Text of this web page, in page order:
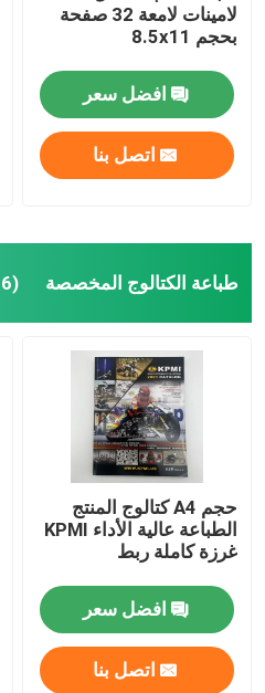
لامينات لامعة 32 صفحة
بحجم 8.5x11
افضل سعر
اتصل بنا
طباعة الكتالوج المخصصة (26)
حجم A4 كتالوج المنتج
الطباعة عالية الأداء KPMI
غرزة كاملة ربط
افضل سعر
اتصل بنا